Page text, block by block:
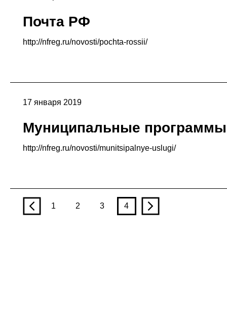
Почта РФ
http://nfreg.ru/novosti/pochta-rossii/
17 января 2019
Муниципальные программы
http://nfreg.ru/novosti/munitsipalnye-uslugi/
p 1 2 3 4 n